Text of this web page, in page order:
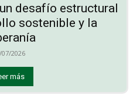
desafío estructural
sostenible y la
07/2026
más